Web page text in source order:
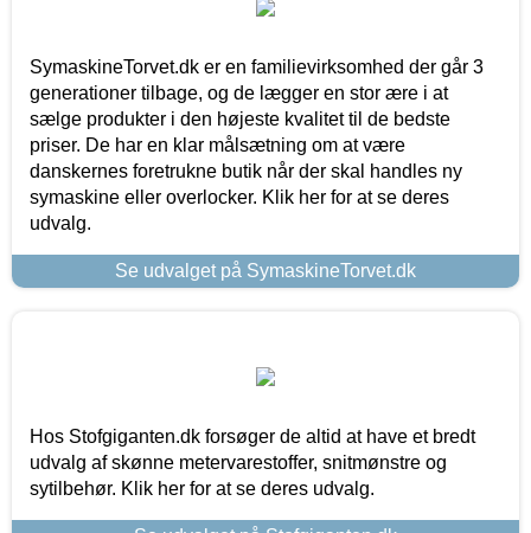
SymaskineTorvet.dk er en familievirksomhed der går 3
generationer tilbage, og de lægger en stor ære i at
sælge produkter i den højeste kvalitet til de bedste
priser. De har en klar målsætning om at være
danskernes foretrukne butik når der skal handles ny
symaskine eller overlocker. Klik her for at se deres
udvalg.
Se udvalget på SymaskineTorvet.dk
Hos Stofgiganten.dk forsøger de altid at have et bredt
udvalg af skønne metervarestoffer, snitmønstre og
sytilbehør. Klik her for at se deres udvalg.